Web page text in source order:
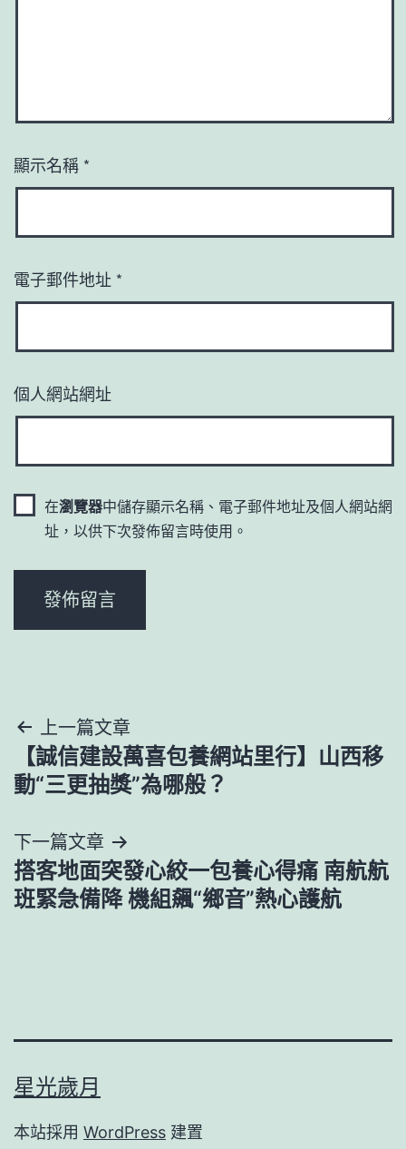
顯示名稱 *
電子郵件地址 *
個人網站網址
在瀏覽器中儲存顯示名稱、電子郵件地址及個人網站網
址，以供下次發佈留言時使用。
文
章
覽
上一篇文章
【誠信建設萬喜包養網站里行】山西移
動“三更抽獎”為哪般？
下一篇文章
搭客地面突發心絞一包養心得痛 南航航
班緊急備降 機組飆“鄉音”熱心護航
星光歲月
本站採用 WordPress 建置